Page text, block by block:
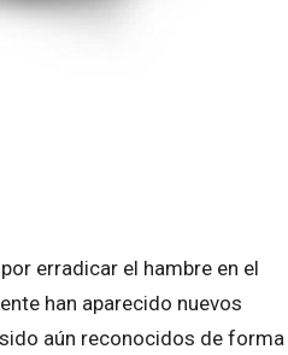
erradicar el hambre en el
han aparecido nuevos
aún reconocidos de forma